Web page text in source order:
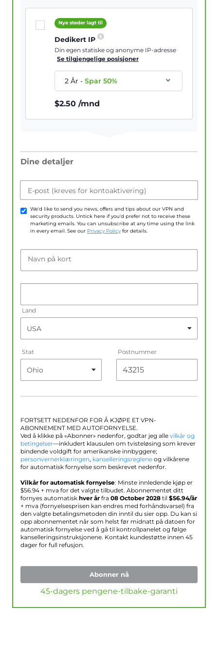
Nye steder lagt til
Dedikert IP
Din egen statiske og anonyme IP-adresse
Se tilgjengelige posisjoner
2 År-Spar50%
$2.50 /mnd
Dine detaljer
E-post (kreves for kontoaktivering)
We'd like to send you news, offers and tips about our VPN and
security products. Untick here if you'd prefer not to receive these
marketing emails. You can unsubscribe at any time using the link
in every email. See our Privacy Policy for details.
Navn på kort
Land
Stat Postnummer
FORTSETT NEDENFOR FOR Å KJØPE ET VPN-
ABONNEMENT MED AUTOFORNYELSE.
Ved å klikke på «Abonner» nedenfor, godtar jeg alle vilkår og
betingelser—inkludert klausulen om tvisteløsing som krever
bindende voldgift for amerikanske innbyggere;
personvernerklæringen, kanselleringsreglene og vilkårene
for automatisk fornyelse som beskrevet nedenfor.
Vilkår for automatisk fornyelse: Minste innledende kjøp er
$56.94 + mva for det valgte tilbudet. Abonnementet ditt
fornyes automatisk hver år fra 08 October 2028 til $56.94/år
+ mva (fornyelsesprisen kan endres med forhåndsvarsel) fra
den valgte betalingsmetoden din inntil du sier opp. Du kan si
opp abonnementet når som helst før midnatt på datoen for
automatisk fornyelse ved å gå til kontrollpanelet og følge
kanselleringsinstruksjonene. Kontakt kundestøtte innen 45
dager for full refusjon.
Abonner nå
45-dagers pengene-tilbake-garanti